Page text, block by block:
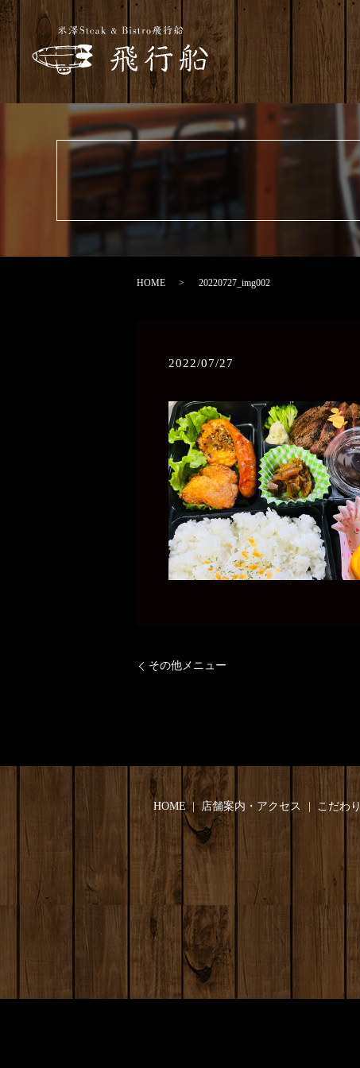
HOME 20220727_img002
2022/07/27
その他メニュー
HOME 店舗案内・アクセス こだわり